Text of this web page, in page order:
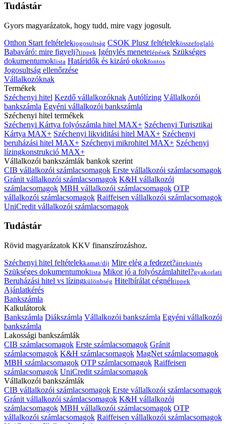
Tudástár
Gyors magyarázatok, hogy tudd, mire vagy jogosult.
Otthon Start feltételekjogosultság CSOK Plusz feltételekösszefoglaló
Babaváró: mire figyelj?tippek Igénylés menetelépések Szükséges
dokumentumoklista Határidők és kizáró okokfontos
Jogosultság ellenőrzése
Vállalkozóknak
Termékek
Széchenyi hitel Kezdő vállalkozóknak Autólízing Vállalkozói
bankszámla Egyéni vállalkozói bankszámla
Széchenyi hitel termékek
Széchenyi Kártya folyószámla hitel MAX+ Széchenyi Turisztikai
Kártya MAX+ Széchenyi likviditási hitel MAX+ Széchenyi
beruházási hitel MAX+ Széchenyi mikrohitel MAX+ Széchenyi
lízingkonstrukció MAX+
Vállalkozói bankszámlák bankok szerint
CIB vállalkozói számlacsomagok Erste vállalkozói számlacsomagok
Gránit vállalkozói számlacsomagok K&H vállalkozói
számlacsomagok MBH vállalkozói számlacsomagok OTP
vállalkozói számlacsomagok Raiffeisen vállalkozói számlacsomagok
UniCredit vállalkozói számlacsomagok
Tudástár
Rövid magyarázatok KKV finanszírozáshoz.
Széchenyi hitel feltételekkamat/díj Mire elég a fedezet?áttekintés
Szükséges dokumentumoklista Mikor jó a folyószámlahitel?gyakorlati
Beruházási hitel vs lízingkülönbség Hitelbírálat cégnéltippek
Ajánlatkérés
Bankszámla
Kalkulátorok
Bankszámla Diákszámla Vállalkozói bankszámla Egyéni vállalkozói
bankszámla
Lakossági bankszámlák
CIB számlacsomagok Erste számlacsomagok Gránit
számlacsomagok K&H számlacsomagok MagNet számlacsomagok
MBH számlacsomagok OTP számlacsomagok Raiffeisen
számlacsomagok UniCredit számlacsomagok
Vállalkozói bankszámlák
CIB vállalkozói számlacsomagok Erste vállalkozói számlacsomagok
Gránit vállalkozói számlacsomagok K&H vállalkozói
számlacsomagok MBH vállalkozói számlacsomagok OTP
vállalkozói számlacsomagok Raiffeisen vállalkozói számlacsomagok